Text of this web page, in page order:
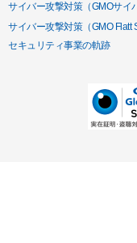
サイバー攻撃対策（GMOサイ
サイバー攻撃対策（GMO Flatt
セキュリティ事業の軌跡